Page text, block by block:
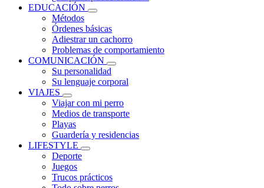
EDUCACIÓN
Métodos
Órdenes básicas
Adiestrar un cachorro
Problemas de comportamiento
COMUNICACIÓN
Su personalidad
Su lenguaje corporal
VIAJES
Viajar con mi perro
Medios de transporte
Playas
Guardería y residencias
LIFESTYLE
Deporte
Juegos
Trucos prácticos